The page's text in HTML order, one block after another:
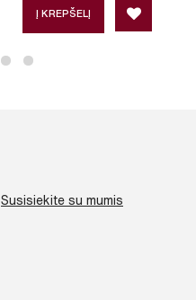
Į KREPŠELĮ
Susisiekite su mumis